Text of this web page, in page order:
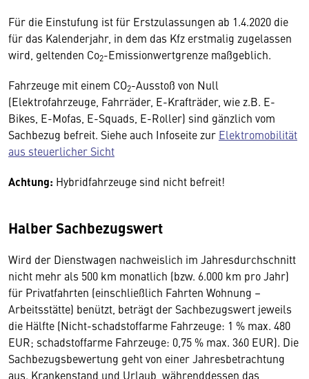
Für die Einstufung ist für Erstzulassungen ab 1.4.2020 die
für das Kalenderjahr, in dem das Kfz erstmalig zugelassen
wird, geltenden Co2-Emissionwertgrenze maßgeblich.
Fahrzeuge mit einem CO2-Ausstoß von Null
(Elektrofahrzeuge, Fahrräder, E-Krafträder, wie z.B. E-
Bikes, E-Mofas, E-Squads, E-Roller) sind gänzlich vom
Sachbezug befreit. Siehe auch Infoseite zur Elektromobilität
aus steuerlicher Sicht
Achtung: Hybridfahrzeuge sind nicht befreit!
Halber Sachbezugswert
Wird der Dienstwagen nachweislich im Jahresdurchschnitt
nicht mehr als 500 km monatlich (bzw. 6.000 km pro Jahr)
für Privatfahrten (einschließlich Fahrten Wohnung –
Arbeitsstätte) benützt, beträgt der Sachbezugswert jeweils
die Hälfte (Nicht-schadstoffarme Fahrzeuge: 1 % max. 480
EUR; schadstoffarme Fahrzeuge: 0,75 % max. 360 EUR). Die
Sachbezugsbewertung geht von einer Jahresbetrachtung
aus. Krankenstand und Urlaub, währenddessen das